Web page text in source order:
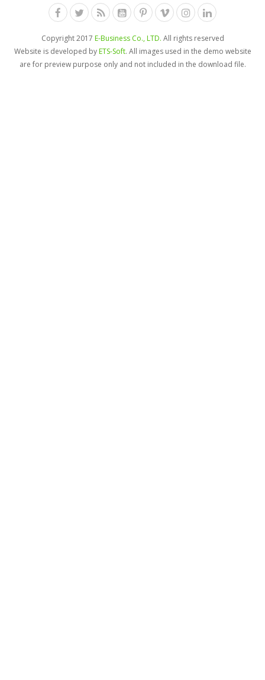
Copyright 2017 E-Business Co., LTD. All rights reserved
Website is developed byETS-Soft. All images used in the demo website
are for preview purpose only and not included in the download file.